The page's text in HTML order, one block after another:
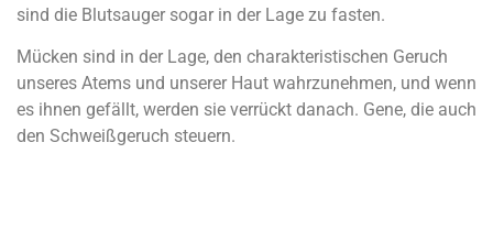
sind die Blutsauger sogar in der Lage zu fasten.
Mücken sind in der Lage, den charakteristischen Geruch
unseres Atems und unserer Haut wahrzunehmen, und wenn
es ihnen gefällt, werden sie verrückt danach. Gene, die auch
den Schweißgeruch steuern.